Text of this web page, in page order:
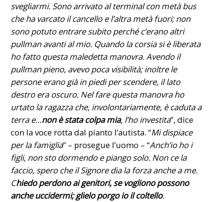
svegliarmi. Sono arrivato al terminal con metà bus
che ha varcato il cancello e l’altra metà fuori; non
sono potuto entrare subito perché c’erano altri
pullman avanti al mio. Quando la corsia si è liberata
ho fatto questa maledetta manovra. Avendo il
pullman pieno, avevo poca visibilità; inoltre le
persone erano già in piedi per scendere, il lato
destro era oscuro. Nel fare questa manovra ho
urtato la ragazza che, involontariamente, è caduta a
terra e…non è stata colpa mia, l’ho investita”, dice
con la voce rotta dal pianto l’autista. “Mi dispiace
per la famiglia” – prosegue l’uomo – “Anch’io ho i
figli, non sto dormendo e piango solo. Non ce la
faccio, spero che il Signore dia la forza anche a me.
Chiedo perdono ai genitori, se vogliono possono
anche uccidermi; glielo porgo io il coltello.